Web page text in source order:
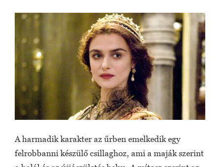
A harmadik karakter az űrben emelkedik egy
felrobbanni készülő csillaghoz, ami a maják szerint